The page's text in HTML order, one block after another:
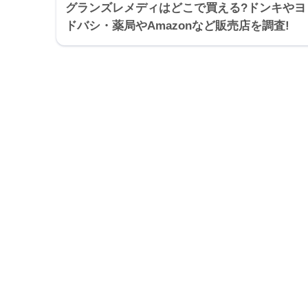
グランズレメディはどこで買える?ドンキやヨ
ドバシ・薬局やAmazonなど販売店を調査!